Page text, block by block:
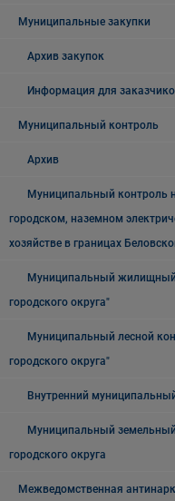
Муниципальные закупки
Архив закупок
Информация для
Муниципальный контроль
Архив
Муниципальный контроль
городском, наземном
хозяйстве в границах
Муниципальный жилищный
городского округа"
Муниципальный лесной
городского округа"
Внутренний
Муниципальный
городского округа
Межведомственная